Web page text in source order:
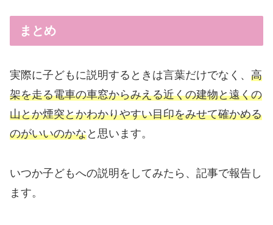
まとめ
実際に子どもに説明するときは言葉だけでなく、 高
架を走る電車の車窓からみえる近くの建物と遠くの
山とか煙突とかわかりやすい目印をみせて確かめる
のがいいのかなと思います。
いつか子どもへの説明をしてみたら、記事で報告し
ます。